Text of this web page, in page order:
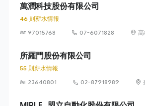
萬潤科技股份有限公司
46 則薪水情報
97015768
07-6071828
所羅門股份有限公司
55 則薪水情報
23640801
02-87918989